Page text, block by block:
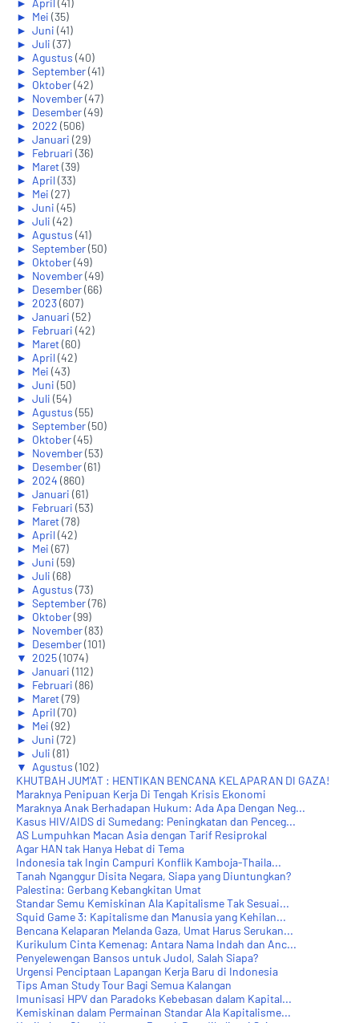
► April(41)
► Mei (35)
► Juni (41)
► Juli (37)
► Agustus (40)
► September(41)
► Oktober(42)
► November(47)
► Desember(49)
► 2022 (506)
► Januari (29)
► Februari (36)
► Maret(39)
► April(33)
► Mei (27)
► Juni (45)
► Juli (42)
► Agustus (41)
► September(50)
► Oktober(49)
► November(49)
► Desember(66)
► 2023(607)
► Januari (52)
► Februari (42)
► Maret(60)
► April(42)
► Mei (43)
► Juni (50)
► Juli (54)
► Agustus (55)
► September(50)
► Oktober(45)
► November(53)
► Desember(61)
► 2024 (860)
► Januari (61)
► Februari (53)
► Maret(78)
► April(42)
► Mei (67)
► Juni (59)
► Juli (68)
► Agustus (73)
► September(76)
► Oktober(99)
► November(83)
► Desember(101)
▼ 2025(1074)
► Januari (112)
► Februari (86)
► Maret(79)
► April(70)
► Mei (92)
► Juni (72)
► Juli (81)
▼ Agustus (102)
KHUTBAH JUM'AT : HENTIKAN BENCANA KELAPARAN DI GAZA!
Maraknya Penipuan Kerja Di Tengah Krisis Ekonomi
Maraknya Anak Berhadapan Hukum: Ada Apa Dengan Neg...
Kasus HIV/AIDS di Sumedang: Peningkatan dan Penceg...
AS Lumpuhkan Macan Asia dengan Tarif Resiprokal
Agar HAN tak Hanya Hebat di Tema
Indonesia tak Ingin Campuri Konflik Kamboja-Thaila...
Tanah Nganggur Disita Negara, Siapa yang Diuntungkan?
Palestina: Gerbang Kebangkitan Umat
Standar Semu Kemiskinan Ala Kapitalisme Tak Sesuai...
Squid Game 3: Kapitalisme dan Manusia yang Kehilan...
Bencana Kelaparan Melanda Gaza, Umat Harus Serukan...
Kurikulum Cinta Kemenag: Antara Nama Indah dan Anc...
Penyelewengan Bansos untuk Judol, Salah Siapa?
Urgensi Penciptaan Lapangan Kerja Baru di Indonesia
Tips Aman Study Tour Bagi Semua Kalangan
Imunisasi HPV dan Paradoks Kebebasan dalam Kapital...
Kemiskinan dalam Permainan Standar Ala Kapitalisme...